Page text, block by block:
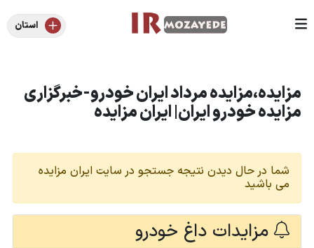
استان
مزایده،مزایده مرداد ایران خودرو-خبرگزاری
مزایده خودرو ایران| ایران مزایده
شما در حال دیدن نتیجه جستجو در سایت ایران مزایده
می باشید
مزایدات داغ خودرو